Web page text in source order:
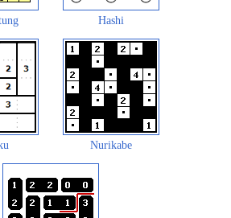
Hashi
Nurikabe